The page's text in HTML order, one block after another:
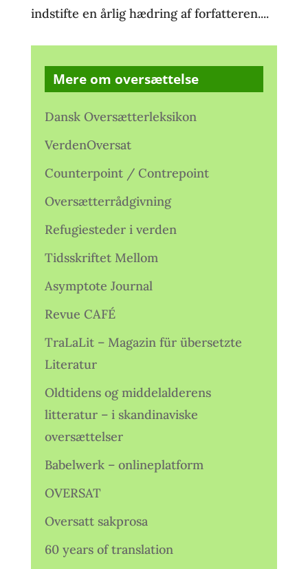
indstifte en årlig hædring af forfatteren....
Mere om oversættelse
Dansk Oversætterleksikon
VerdenOversat
Counterpoint / Contrepoint
Oversætterrådgivning
Refugiesteder i verden
Tidsskriftet Mellom
Asymptote Journal
Revue CAFÉ
TraLaLit – Magazin für übersetzte
Literatur
Oldtidens og middelalderens
litteratur – i skandinaviske
oversættelser
Babelwerk – onlineplatform
OVERSAT
Oversatt sakprosa
60 years of translation